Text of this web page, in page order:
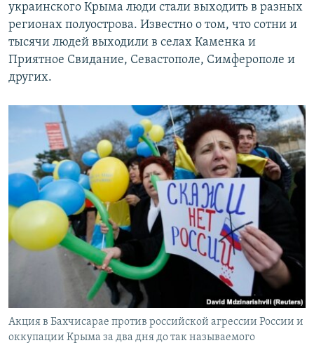
украинского Крыма люди стали выходить в разных
регионах полуострова. Известно о том, что сотни и
тысячи людей выходили в селах Каменка и
Приятное Свидание, Севастополе, Симферополе и
других.
Акция в Бахчисарае против российской агрессии России и
оккупации Крыма за два дня до так называемого